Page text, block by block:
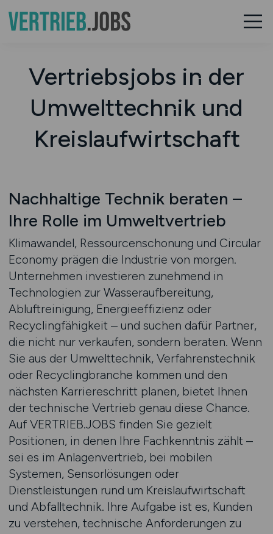
Vertriebsjobs in der
Umwelttechnik und
Kreislaufwirtschaft
Nachhaltige Technik beraten –
Ihre Rolle im Umweltvertrieb
Klimawandel, Ressourcenschonung und Circular
Economy prägen die Industrie von morgen.
Unternehmen investieren zunehmend in
Technologien zur Wasseraufbereitung,
Abluftreinigung, Energieeffizienz oder
Recyclingfähigkeit – und suchen dafür Partner,
die nicht nur verkaufen, sondern beraten. Wenn
Sie aus der Umwelttechnik, Verfahrenstechnik
oder Recyclingbranche kommen und den
nächsten Karriereschritt planen, bietet Ihnen
der technische Vertrieb genau diese Chance.
Auf VERTRIEB.JOBS finden Sie gezielt
Positionen, in denen Ihre Fachkenntnis zählt –
sei es im Anlagenvertrieb, bei mobilen
Systemen, Sensorlösungen oder
Dienstleistungen rund um Kreislaufwirtschaft
und Abfalltechnik. Ihre Aufgabe ist es, Kunden
zu verstehen, technische Anforderungen zu